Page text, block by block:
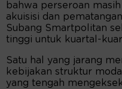
bahwa perseroan
akuisisi dan
Subang Smartpolitan
tinggi untuk kuartal-
Satu hal yang jarang
kebijakan struktur
yang tengah